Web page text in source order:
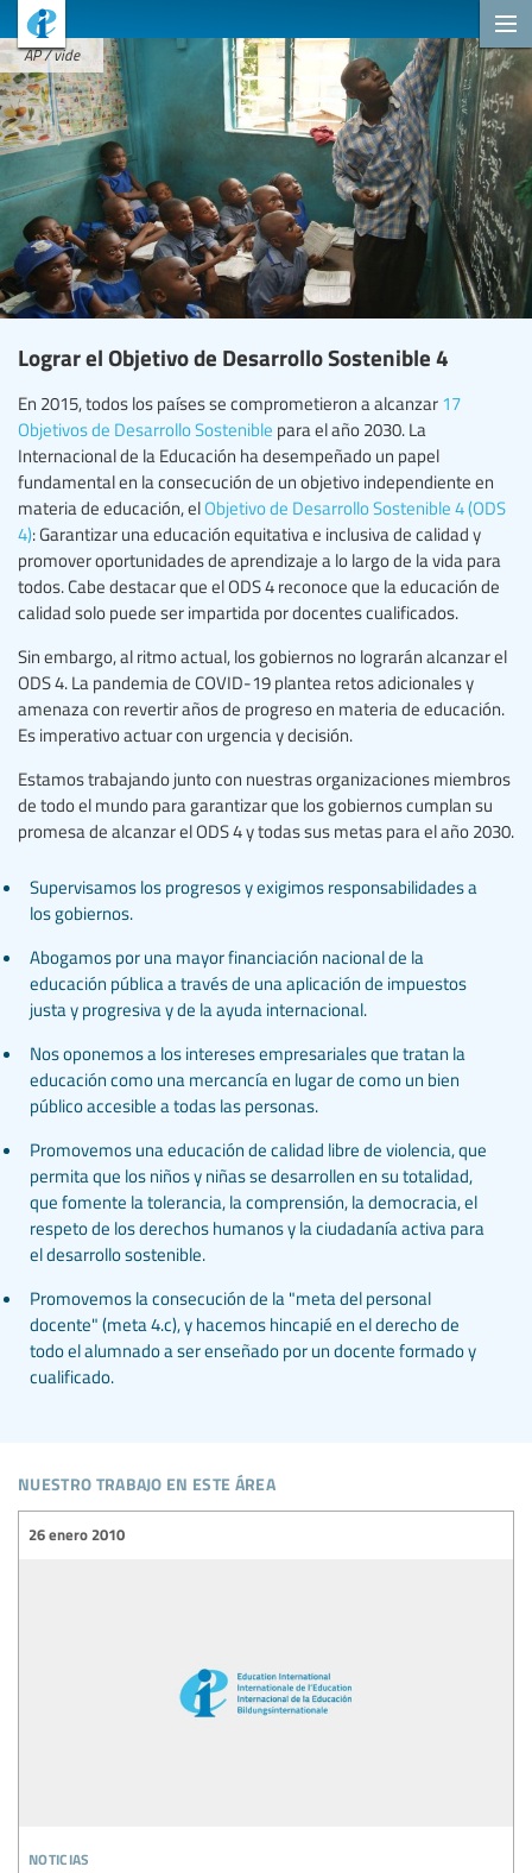
AP / vide
Lograr el Objetivo de Desarrollo Sostenible 4
En 2015, todos los países se comprometieron a alcanzar 17
Objetivos de Desarrollo Sostenible para el año 2030. La
Internacional de la Educación ha desempeñado un papel
fundamental en la consecución de un objetivo independiente en
materia de educación, elObjetivo de Desarrollo Sostenible 4 (ODS
4): Garantizar una educación equitativa e inclusiva de calidad y
promover oportunidades de aprendizaje a lo largo de la vida para
todos. Cabe destacar que el ODS 4 reconoce que la educación de
calidad solo puede ser impartida por docentes cualificados.
Sin embargo, al ritmo actual, los gobiernos no lograrán alcanzar el
ODS 4. La pandemia de COVID-19 plantea retos adicionales y
amenaza con revertir años de progreso en materia de educación.
Es imperativo actuar con urgencia y decisión.
Estamos trabajando junto con nuestras organizaciones miembros
de todo el mundo para garantizar que los gobiernos cumplan su
promesa de alcanzar el ODS 4 y todas sus metas para el año 2030.
Supervisamos los progresos y exigimos responsabilidades a
los gobiernos.
Abogamos por una mayor financiación nacional de la
educación pública a través de una aplicación de impuestos
justa y progresiva y de la ayuda internacional.
Nos oponemos a los intereses empresariales que tratan la
educación como una mercancía en lugar de como un bien
público accesible a todas las personas.
Promovemos una educación de calidad libre de violencia, que
permita que los niños y niñas se desarrollen en su totalidad,
que fomente la tolerancia, la comprensión, la democracia, el
respeto de los derechos humanos y la ciudadanía activa para
el desarrollo sostenible.
Promovemos la consecución de la "meta del personal
docente" (meta 4.c), y hacemos hincapié en el derecho de
todo el alumnado a ser enseñado por un docente formado y
cualificado.
nuestro trabajo en este área
noticias
26 enero 2010